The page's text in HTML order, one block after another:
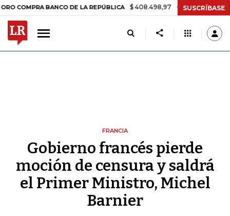
BANCO DE LA REPÚBLICA $ 408.498,97 +$ 8.753,81 +2,19%
SUSCRÍBASE
FRANCIA
Gobierno francés pierde
moción de censura y saldrá
el Primer Ministro, Michel
Barnier